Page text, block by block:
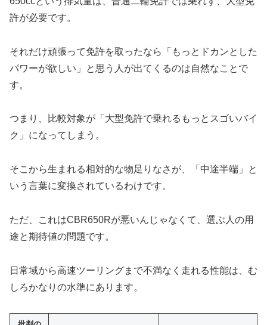
許が必要です。
それだけ頑張って免許を取ったなら「もっとドカンとした
パワーが欲しい」と思う人が出てくるのは自然なことで
す。
つまり、比較対象が「大型免許で乗れるもっとスゴいバイ
ク」になってしまう。
そこから生まれる相対的な物足りなさが、「中途半端」と
いう言葉に変換されているわけです。
ただ、これはCBR650Rが悪いんじゃなくて、選ぶ人の用
途と期待値の問題です。
日常域から高速ツーリングまで不満なく走れる性能は、む
しろかなりの水準にあります。